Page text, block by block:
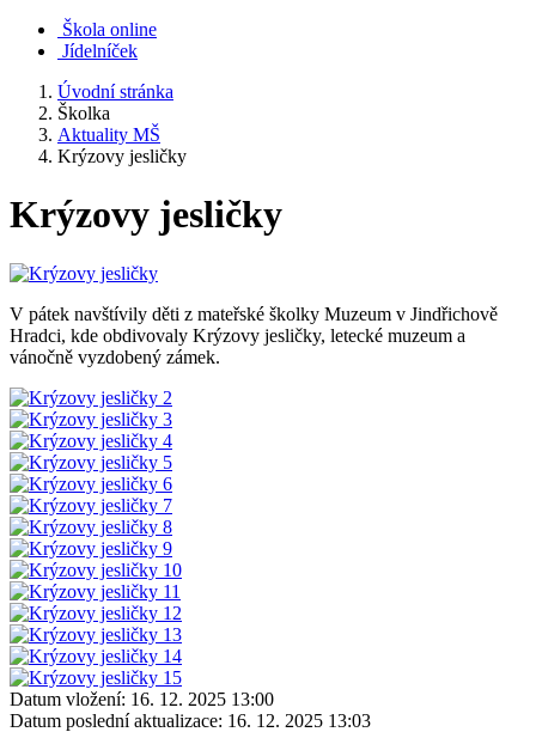
Škola online
Jídelníček
Úvodní stránka
Školka
Aktuality MŠ
Krýzovy jesličky
Krýzovy jesličky
V pátek navštívily děti z mateřské školky Muzeum v Jindřichově
Hradci, kde obdivovaly Krýzovy jesličky, letecké muzeum a
vánočně vyzdobený zámek.
Datum vložení: 16. 12. 2025 13:00
Datum poslední aktualizace: 16. 12. 2025 13:03